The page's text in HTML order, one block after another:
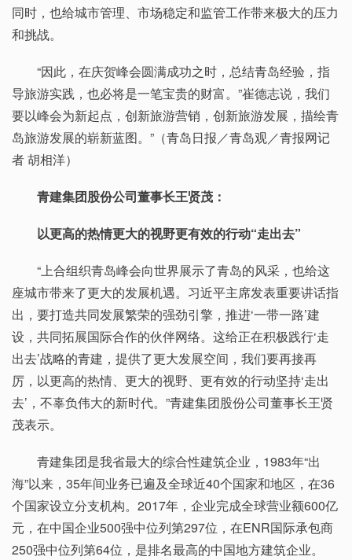
同时，也给城市管理、市场稳定和监管工作带来极大的压力
和挑战。
“因此，在庆贺峰会圆满成功之时，总结青岛经验，指
导旅游实践，也必将是一笔宝贵的财富。”崔德志说，我们
要以峰会为新起点，创新旅游营销，创新旅游发展，描绘青
岛旅游发展的崭新蓝图。”（青岛日报／青岛观／青报网记
者 胡相洋）
青建集团股份公司董事长王贤茂：
以更高的热情更大的视野更有效的行动“走出去”
“上合组织青岛峰会向世界展示了青岛的风采，也给这
座城市带来了更大的发展机遇。习近平主席发表重要讲话指
出，要打造共同发展繁荣的强劲引擎，推进‘一带一路’建
设，共同拓展国际合作的伙伴网络。这给正在积极践行‘走
出去’战略的青建，提供了更大发展空间，我们要再接再
厉，以更高的热情、更大的视野、更有效的行动坚持‘走出
去’，不辜负伟大的新时代。”青建集团股份公司董事长王贤
茂表示。
青建集团是我省最大的综合性建筑企业，1983年“出
海”以来，35年间业务已遍及全球近40个国家和地区，在36
个国家设立分支机构。2017年，企业完成全球营业额600亿
元，在中国企业500强中位列第297位，在ENR国际承包商
250强中位列第64位，是排名最高的中国地方建筑企业。